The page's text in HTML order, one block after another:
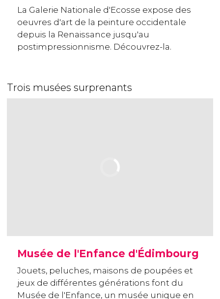
La Galerie Nationale d'Ecosse expose des
oeuvres d'art de la peinture occidentale
depuis la Renaissance jusqu'au
postimpressionnisme. Découvrez-la.
Trois musées surprenants
Musée de l'Enfance d'Édimbourg
Jouets, peluches, maisons de poupées et
jeux de différentes générations font du
Musée de l'Enfance, un musée unique en